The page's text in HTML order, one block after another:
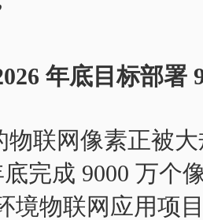
年底目标部署
物联网像素正被
完成 9000 万个
境物联网应用项